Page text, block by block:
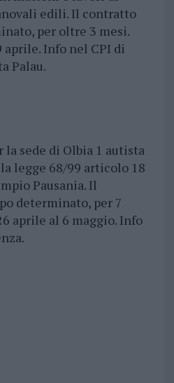
edili. Il contratto
per oltre 3 mesi.
Info nel CPI di
Palau.
la sede di Olbia 1 autista
legge 68/99 articolo 18
Pausania. Il
determinato, per 7
aprile al 6 maggio. Info